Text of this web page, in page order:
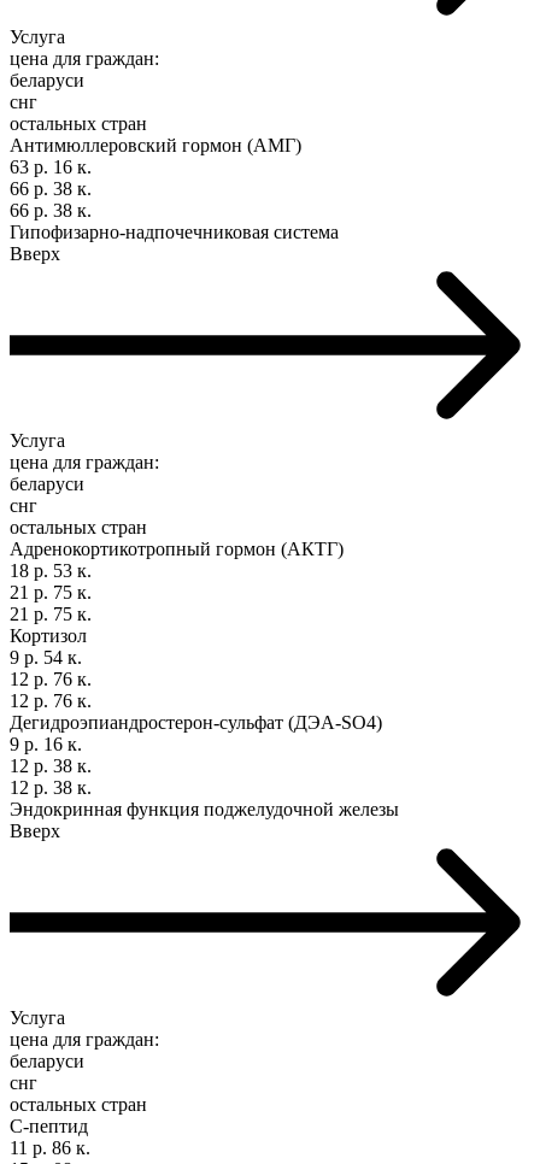
Услуга
цена для граждан:
беларуси
снг
остальных стран
Антимюллеровский гормон (АМГ)
63 р. 16 к.
66 р. 38 к.
66 р. 38 к.
Гипофизарно-надпочечниковая система
Вверх
Услуга
цена для граждан:
беларуси
снг
остальных стран
Адренокортикотропный гормон (АКТГ)
18 р. 53 к.
21 р. 75 к.
21 р. 75 к.
Кортизол
9 р. 54 к.
12 р. 76 к.
12 р. 76 к.
Дегидроэпиандростерон-сульфат (ДЭА-SO4)
9 р. 16 к.
12 р. 38 к.
12 р. 38 к.
Эндокринная функция поджелудочной железы
Вверх
Услуга
цена для граждан:
беларуси
снг
остальных стран
С-пептид
11 р. 86 к.